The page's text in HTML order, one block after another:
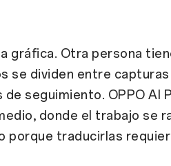
gráfica. Otra persona
se dividen entre capturas
seguimiento. OPPO AI
donde el trabajo se
porque traducirlas